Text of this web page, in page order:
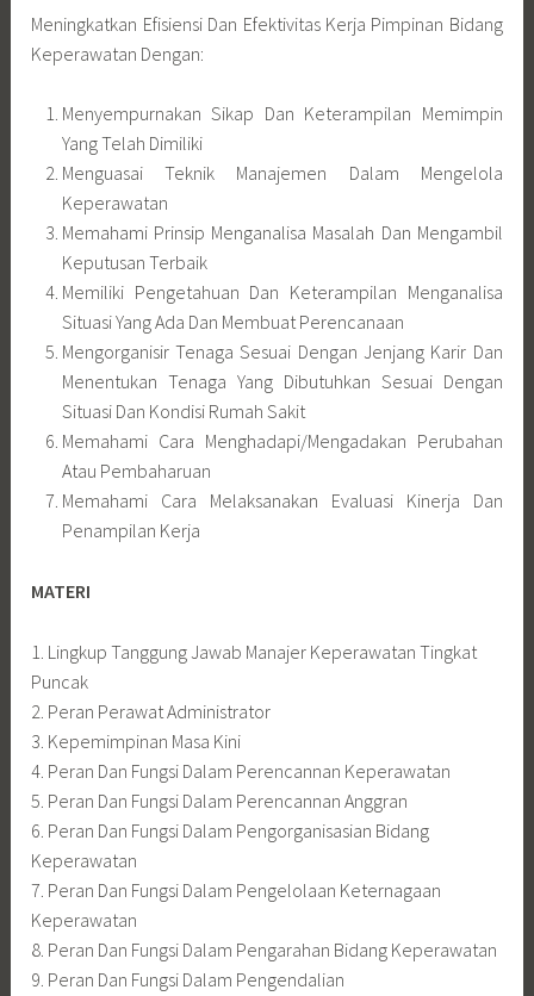
Meningkatkan Efisiensi Dan Efektivitas Kerja Pimpinan Bidang
Keperawatan Dengan:
Menyempurnakan Sikap Dan Keterampilan Memimpin
Yang Telah Dimiliki
Menguasai Teknik Manajemen Dalam Mengelola
Keperawatan
Memahami Prinsip Menganalisa Masalah Dan Mengambil
Keputusan Terbaik
Memiliki Pengetahuan Dan Keterampilan Menganalisa
Situasi Yang Ada Dan Membuat Perencanaan
Mengorganisir Tenaga Sesuai Dengan Jenjang Karir Dan
Menentukan Tenaga Yang Dibutuhkan Sesuai Dengan
Situasi Dan Kondisi Rumah Sakit
Memahami Cara Menghadapi/Mengadakan Perubahan
Atau Pembaharuan
Memahami Cara Melaksanakan Evaluasi Kinerja Dan
Penampilan Kerja
MATERI
1. Lingkup Tanggung Jawab Manajer Keperawatan Tingkat
Puncak
2. Peran Perawat Administrator
3. Kepemimpinan Masa Kini
4. Peran Dan Fungsi Dalam Perencannan Keperawatan
5. Peran Dan Fungsi Dalam Perencannan Anggran
6. Peran Dan Fungsi Dalam Pengorganisasian Bidang
Keperawatan
7. Peran Dan Fungsi Dalam Pengelolaan Keternagaan
Keperawatan
8. Peran Dan Fungsi Dalam Pengarahan Bidang Keperawatan
9. Peran Dan Fungsi Dalam Pengendalian